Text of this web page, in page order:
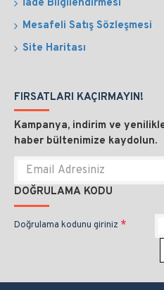
İade Bilgilendirmesi
Mesafeli Satış Sözleşmesi
Site Haritası
FIRSATLARI KAÇIRMAYIN!
Kampanya, indirim ve
haber bültenimize kaydolun.
DOĞRULAMA KODU
Doğrulama kodunu giriniz